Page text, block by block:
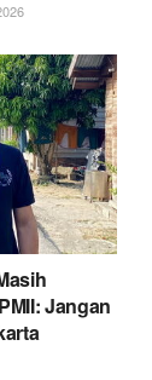
Jangan